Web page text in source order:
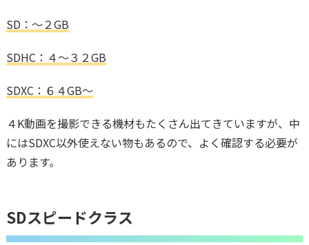
SD：～２GB
SDHC：４～３２GB
SDXC：６４GB～
４K動画を撮影できる機材もたくさん出てきていますが、中
にはSDXC以外使えない物もあるので、よく確認する必要が
あります。
SDスピードクラス